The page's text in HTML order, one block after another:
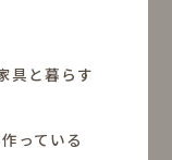
具と暮らす
っている